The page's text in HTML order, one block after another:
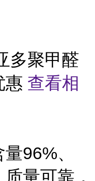
多聚甲醛
惠 查看相
量96%、
量可靠，